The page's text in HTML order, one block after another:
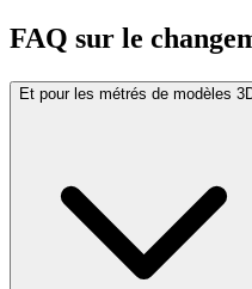
FAQ sur le
Et pour les métrés de modèles